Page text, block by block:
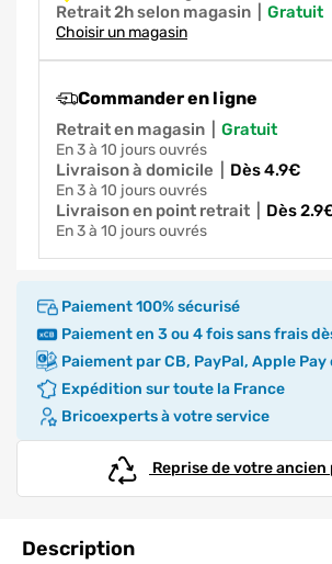
Retrait 2h selon magasin gratuit
Choisir un magasin
Commander en ligne
Retrait en magasin
gratuit
en 3 à 10 jours ouvrés
Livraison à domicile dès 4.9€
en 3 à 10 jours ouvrés
Livraison en point retrait dès
en 3 à 10 jours ouvrés
Paiement 100% sécurisé
Paiement en 3 ou 4 fois sans frais
Paiement par CB, PayPal, Apple Pay
Expédition sur toute la France
Bricoexperts à votre service
Reprise de votre
Description